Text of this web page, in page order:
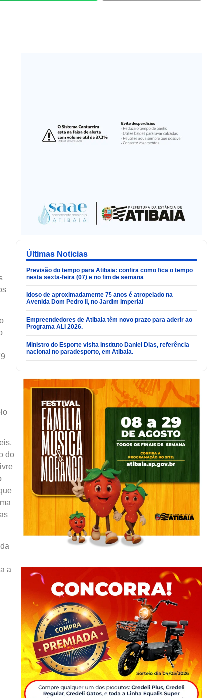
do
a
Últimas Noticias
Previsão do tempo para Atibaia: confira como fica o tempo
nesta sexta-feira (07) e no fim de semana
Idoso de aproximadamente 75 anos é atropelado na
Avenida Dom Pedro II, no Jardim Imperial
Empreendedores de Atibaia têm novo prazo para aderir ao
Programa ALI 2026.
Ministro do Esporte visita Instituto Daniel Dias, referência
nacional no paradesporto, em Atibaia.